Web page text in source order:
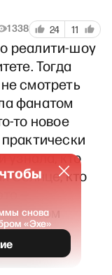
1338 24 11
реалити-шоу
Тогда
смотреть
фанатом
то новое
узнала, кто
Солнце, кто
—
потом
чем они
снова
«Эхе»